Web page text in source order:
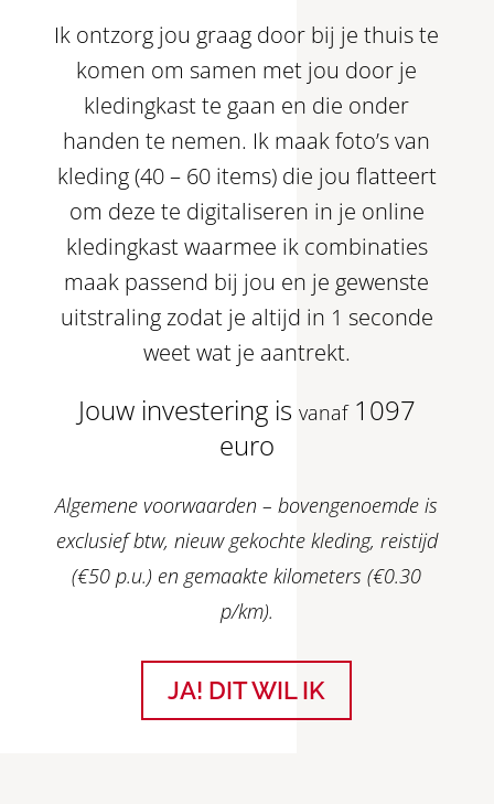
Ik ontzorg jou graag door bij je thuis te
komen om samen met jou door je
kledingkast te gaan en die onder
handen te nemen. Ik maak foto’s van
kleding (40 – 60 items) die jou flatteert
om deze te digitaliseren in je online
kledingkast waarmee ik combinaties
maak passend bij jou en je gewenste
uitstraling zodat je altijd in 1 seconde
weet wat je aantrekt.
Jouw investering is vanaf1097
euro
Algemene voorwaarden – bovengenoemde is
exclusief btw, nieuw gekochte kleding, reistijd
(€50 p.u.) en gemaakte kilometers (€0.30
p/km).
JA! DIT WIL IK